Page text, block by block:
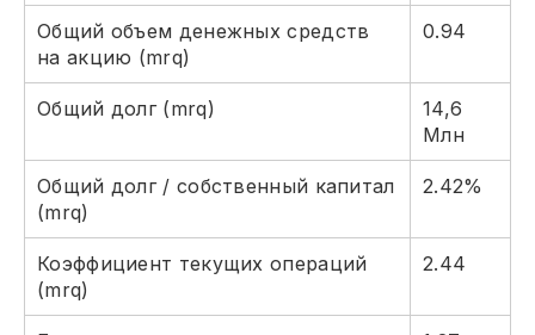
Общий объем денежных средств
на акцию (mrq)
0.94
Общий долг (mrq)
14,6
Млн
Общий долг / собственный капитал
(mrq)
2.42%
Коэффициент текущих операций
(mrq)
2.44